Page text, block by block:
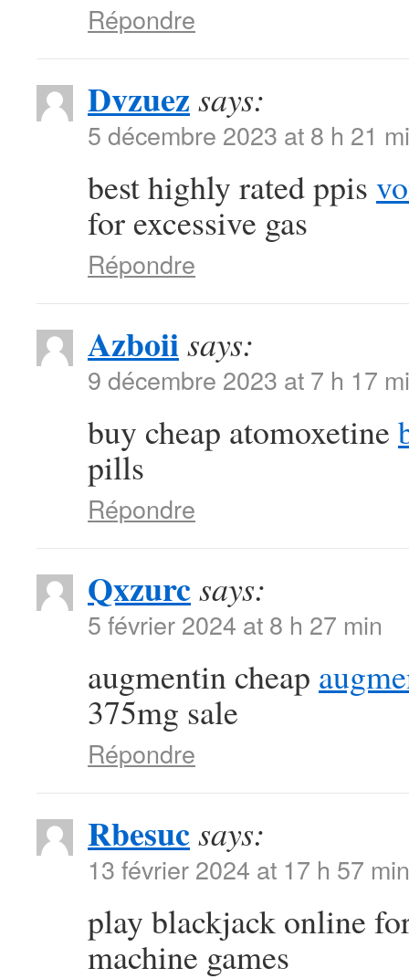
Répondre
Dvzuez says:
5 décembre 2023 at 8 h 21
best highly rated ppis
for excessive gas
Répondre
Azboiisays:
9 décembre 2023 at 7 h 17
buy cheap atomoxetine
pills
Répondre
Qxzurcsays:
5 février 2024 at 8 h 27 min
augmentin cheap
375mg sale
Répondre
Rbesucsays:
13 février 2024 at 17 h 57 min
play blackjack online
machine games